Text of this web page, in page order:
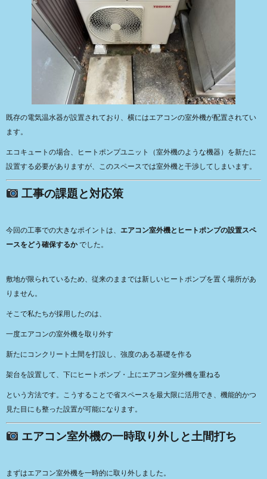
既存の電気温水器が設置されており、横にはエアコンの室外機が配置されてい
ます。
エコキュートの場合、ヒートポンプユニット（室外機のような機器）を新たに
設置する必要がありますが、このスペースでは室外機と干渉してしまいます。
工事の課題と対応策
今回の工事での大きなポイントは、 エアコン室外機とヒートポンプの設置スペ
ースをどう確保するかでした。
敷地が限られているため、従来のままでは新しいヒートポンプを置く場所があ
りません。
そこで私たちが採用したのは、
一度エアコンの室外機を取り外す
新たにコンクリート土間を打設し、強度のある基礎を作る
架台を設置して、下にヒートポンプ・上にエアコン室外機を重ねる
という方法です。こうすることで省スペースを最大限に活用でき、機能的かつ
見た目にも整った設置が可能になります。
エアコン室外機の一時取り外しと土間打ち
まずはエアコン室外機を一時的に取り外しました。